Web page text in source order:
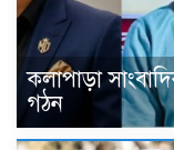
কলাপাড়া
গঠন